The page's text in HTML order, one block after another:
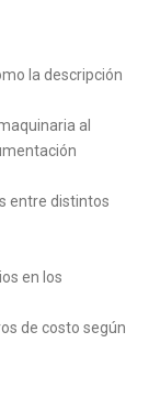
la descripción
al
entre distintos
en los
de costo según